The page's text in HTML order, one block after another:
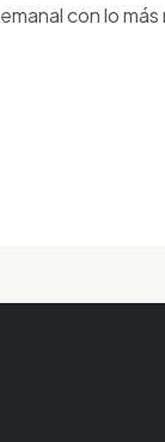
con lo